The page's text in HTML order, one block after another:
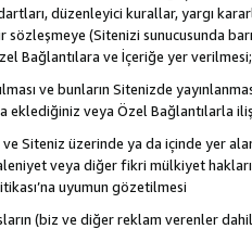
düzenleyici kurallar, yargı
sözleşmeye (Sitenizi sunucusunda
Bağlantılara ve İçeriğe yer verilmesi;
ve bunların Sitenizde
eklediğiniz veya Özel Bağlantılarla
Siteniz üzerinde ya da içinde yer
veya diğer fikri mülkiyet
uyumun gözetilmesi
(biz ve diğer reklam verenler